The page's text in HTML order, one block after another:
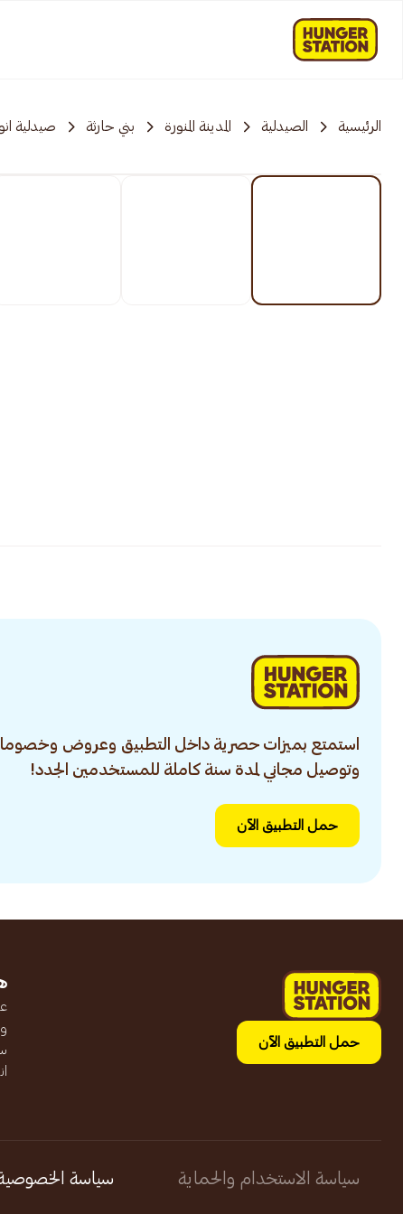
الرئيسية الصيدلية المدينة المنورة بني حارثة صيدلية
استمتع بميزات حصرية داخل التطبيق وعروض
وتوصيل مجاني لمدة سنة كاملة للمستخدمين الجدد!
حمل التطبيق الآن
حمل التطبيق الآن
سياسة الاستخدام والحماية سياسة